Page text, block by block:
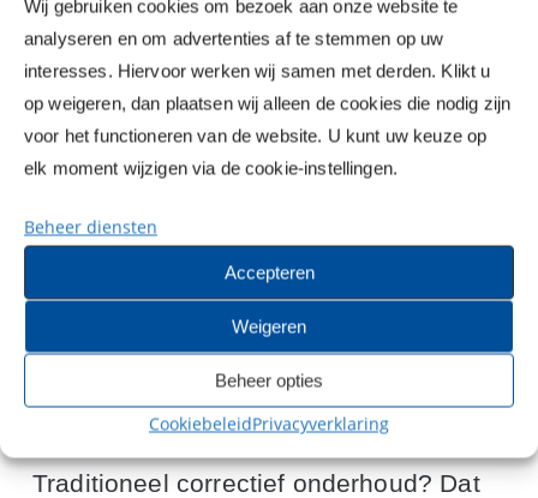
Wij gebruiken cookies om bezoek aan onze website te
analyseren en om advertenties af te stemmen op uw
interesses. Hiervoor werken wij samen met derden. Klikt u
op weigeren, dan plaatsen wij alleen de cookies die nodig zijn
voor het functioneren van de website. U kunt uw keuze op
elk moment wijzigen via de cookie-instellingen.
Beheer diensten
Accepteren
Weigeren
Beheer opties
CookiebeleidPrivacyverklaring
Service, Onderhoud & Beheer
EEN RESULTAAT WAAR U
JARENMEE VOORUIT
Traditioneel correctief onderhoud? Dat